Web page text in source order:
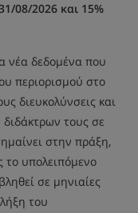
08/2026 και 15%
νέα δεδομένα που
περιορισμού στο
διευκολύνσεις και
τους σε
στην πράξη,
το υπολειπόμενο
σε μηνιαίες
του